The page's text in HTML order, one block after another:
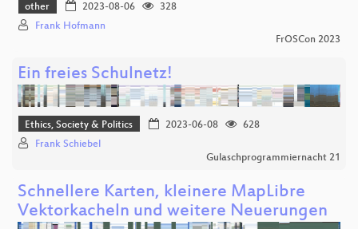
other 2023-08-06
328
Frank Hofmann
FrOSCon 2023
Ein freies Schulnetz!
Ethics, Society & Politics 2023-06-08
628
Frank Schiebel
Gulaschprogrammiernacht 21
Schnellere Karten, kleinere MapLibre
Vektorkacheln und weitere Neuerungen